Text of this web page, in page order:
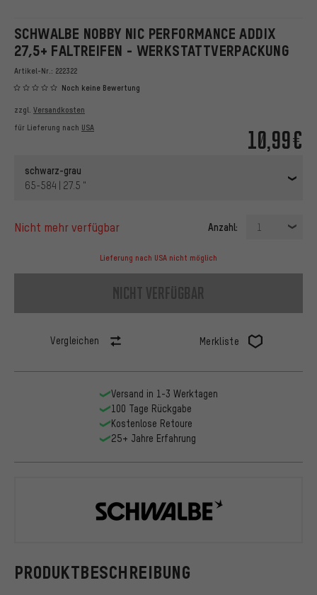
SCHWALBE NOBBY NIC PERFORMANCE ADDIX
27,5+ FALTREIFEN - WERKSTATTVERPACKUNG
Artikel-Nr.: 222322
Noch keine Bewertung
10,99€
zzgl. Versandkosten
für Lieferung nach USA
schwarz-grau
65-584 | 27.5 "
nicht mehr verfügbar Anzahl: 1
Lieferung nach USA nicht möglich
nicht verfügbar
Vergleichen Merkliste
PRODUKTBESCHREIBUNG
Versand in 1-3 Werktagen
100 Tage Rückgabe
Kostenlose Retoure
25+ Jahre Erfahrung